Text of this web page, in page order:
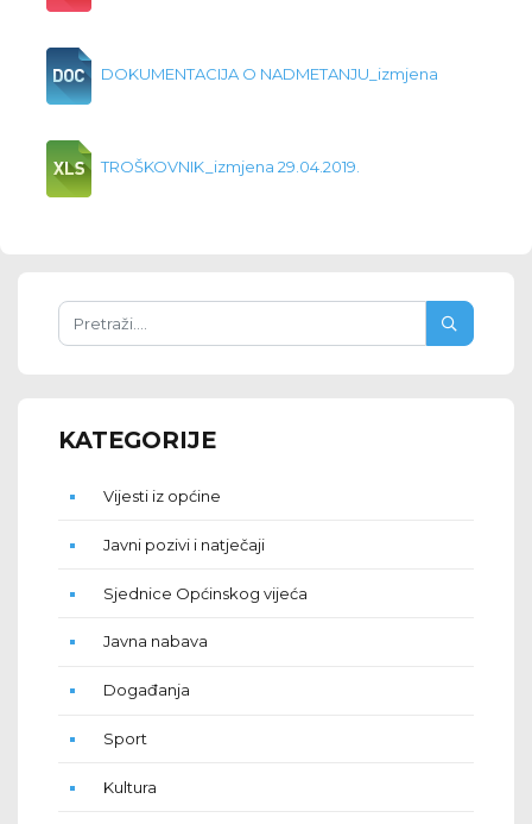
DOKUMENTACIJA O NADMETANJU_izmjena
TROŠKOVNIK_izmjena 29.04.2019.
KATEGORIJE
Vijesti iz općine
Javni pozivi i natječaji
Sjednice Općinskog vijeća
Javna nabava
Događanja
Sport
Kultura